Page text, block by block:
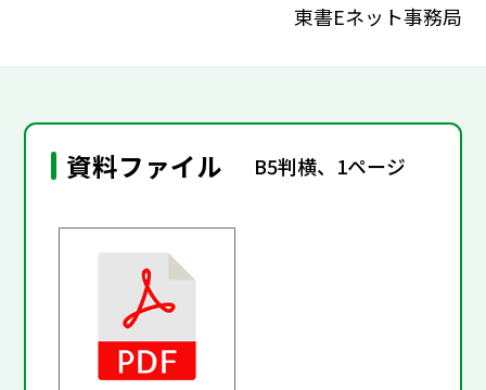
東書Eネット事務局
資料ファイル B5判横、1ページ